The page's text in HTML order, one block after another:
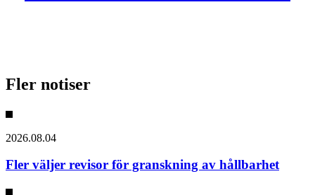
Fler notiser
2026.08.04
Fler väljer revisor för granskning av hållbarhet